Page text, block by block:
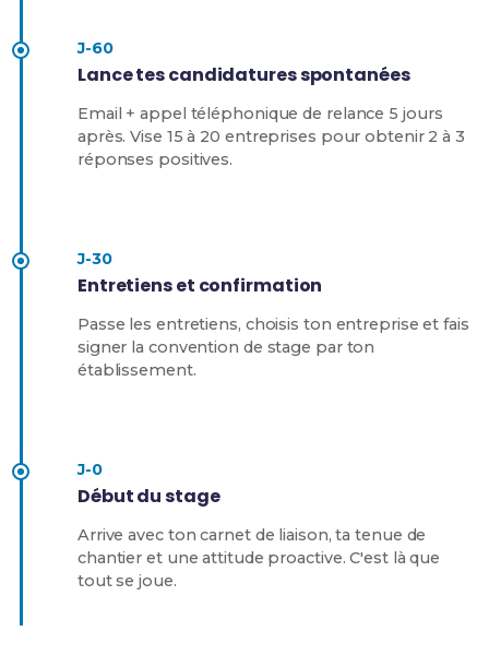
J-60
Lance tes candidatures spontanées
Email + appel téléphonique de relance 5 jours
après. Vise 15 à 20 entreprises pour obtenir 2 à 3
réponses positives.
J-30
Entretiens et confirmation
Passe les entretiens, choisis ton entreprise et fais
signer la convention de stage par ton
établissement.
J-0
Début du stage
Arrive avec ton carnet de liaison, ta tenue de
chantier et une attitude proactive. C'est là que
tout se joue.